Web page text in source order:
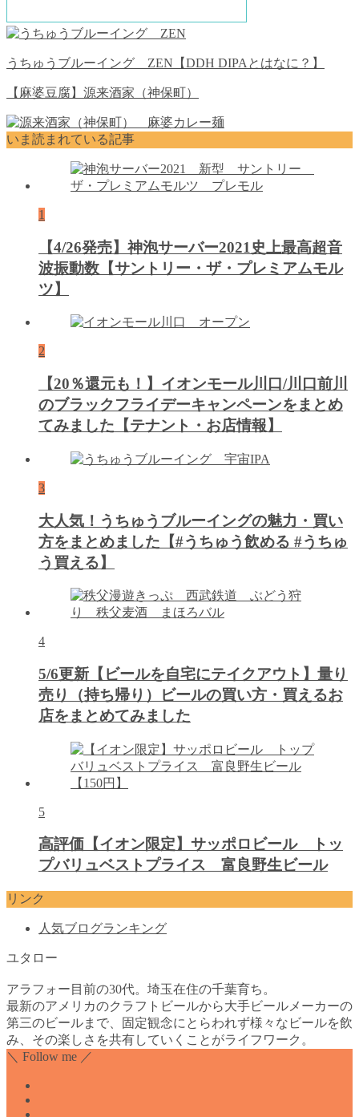
うちゅうブルーイング ZEN【DDH DIPAとはなに？】
【麻婆豆腐】源来酒家（神保町）
いま読まれている記事
1
【4/26発売】神泡サーバー2021史上最高超音
波振動数【サントリー・ザ・プレミアムモル
ツ】
2
【20％還元も！】イオンモール川口/川口前川
のブラックフライデーキャンペーンをまとめ
てみました【テナント・お店情報】
3
大人気！うちゅうブルーイングの魅力・買い
方をまとめました【#うちゅう飲める #うちゅ
う買える】
4
5/6更新【ビールを自宅にテイクアウト】量り
売り（持ち帰り）ビールの買い方・買えるお
店をまとめてみました
5
高評価【イオン限定】サッポロビール トッ
プバリュベストプライス 富良野生ビール
リンク
人気ブログランキング
ユタロー
アラフォー目前の30代。埼玉在住の千葉育ち。
最新のアメリカのクラフトビールから大手ビールメーカーの
第三のビールまで、固定観念にとらわれず様々なビールを飲
み、その楽しさを共有していくことがライフワーク。
＼ Follow me ／